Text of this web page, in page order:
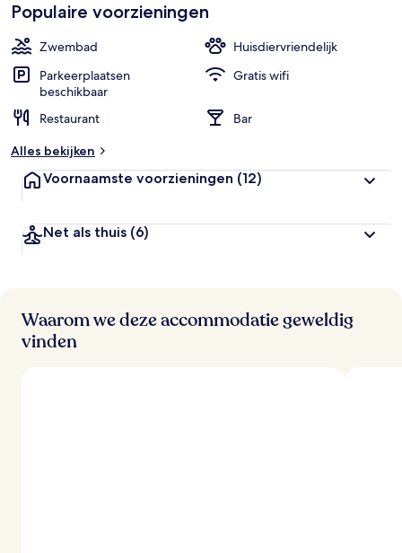
Populaire voorzieningen
Zwembad
Huisdiervriendelijk
Parkeerplaatsen
beschikbaar
Gratis wifi
Restaurant
Bar
Alles bekijken
Voornaamste voorzieningen (12)
Net als thuis (6)
Waarom we deze accommodatie geweldig
vinden